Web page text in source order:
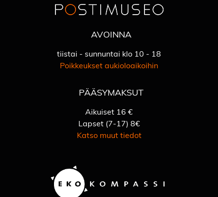
AVOINNA
tiistai - sunnuntai klo 10 - 18
Poikkeukset aukioloaikoihin
PÄÄSYMAKSUT
Aikuiset 16 €
Lapset (7-17) 8€
Katso muut tiedot